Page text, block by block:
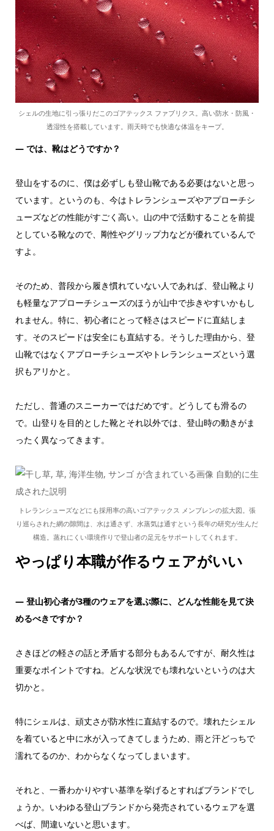
シェルの生地に引っ張りだこのゴアテックス ファブリクス。高い防水・防風・
透湿性を搭載しています。雨天時でも快適な体温をキープ。
― では、靴はどうですか？
登山をするのに、僕は必ずしも登山靴である必要はないと思っ
ています。というのも、今はトレランシューズやアプローチシ
ューズなどの性能がすごく高い。山の中で活動することを前提
としている靴なので、剛性やグリップ力などが優れているんで
すよ。
そのため、普段から履き慣れていない人であれば、登山靴より
も軽量なアプローチシューズのほうが山中で歩きやすいかもし
れません。特に、初心者にとって軽さはスピードに直結しま
す。そのスピードは安全にも直結する。そうした理由から、登
山靴ではなくアプローチシューズやトレランシューズという選
択もアリかと。
ただし、普通のスニーカーではだめです。どうしても滑るの
で。山登りを目的とした靴とそれ以外では、登山時の動きがま
ったく異なってきます。
トレランシューズなどにも採用率の高いゴアテックス メンブレンの拡大図。張
り巡らされた網の隙間は、水は通さず、水蒸気は通すという長年の研究が生んだ
構造。蒸れにくい環境作りで登山者の足元をサポートしてくれます。
やっぱり本職が作るウェアがいい
― 登山初心者が3種のウェアを選ぶ際に、どんな性能を見て決
めるべきですか？
さきほどの軽さの話と矛盾する部分もあるんですが、耐久性は
重要なポイントですね。どんな状況でも壊れないというのは大
切かと。
特にシェルは、頑丈さが防水性に直結するので。壊れたシェル
を着ていると中に水が入ってきてしまうため、雨と汗どっちで
濡れてるのか、わからなくなってしまいます。
それと、一番わかりやすい基準を挙げるとすればブランドでし
ょうか。いわゆる登山ブランドから発売されているウェアを選
べば、間違いないと思います。